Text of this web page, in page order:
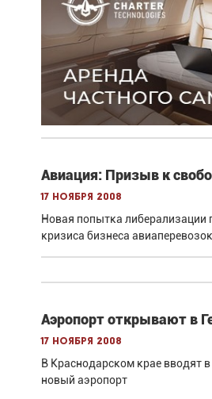
Авиация: Призыв к
17 ноября 2008
Новая попытка либерализации
кризиса бизнеса авиаперевозок
Аэропорт открывают в
17 ноября 2008
В Краснодарском крае вводят
новый аэропорт